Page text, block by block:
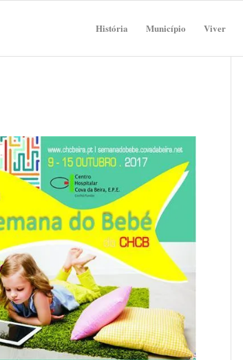
História Município Viver